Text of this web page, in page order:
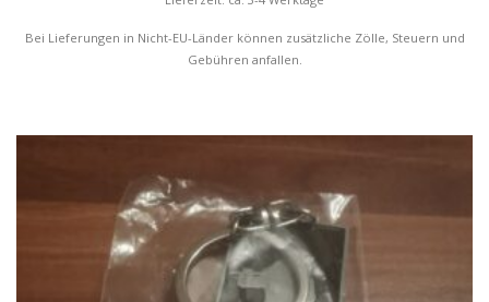
Bei Lieferungen in Nicht-EU-Länder können zusätzliche Zölle, Steuern und
Gebühren anfallen.